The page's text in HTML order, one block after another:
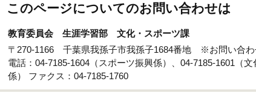
このページについてのお問い合わせは
教育委員会 生涯学習部 文化・スポーツ課
〒270-1166 千葉県我孫子市我孫子1684番地 ※お問い合わ
電話：04-7185-1604（スポーツ振興係）、04-7185-1601（
係） ファクス：04-7185-1760